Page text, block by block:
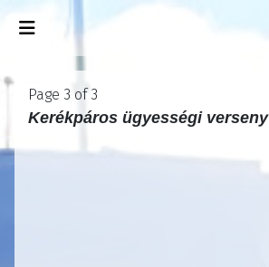
Page 3 of 3
Kerékpáros ügyességi verseny